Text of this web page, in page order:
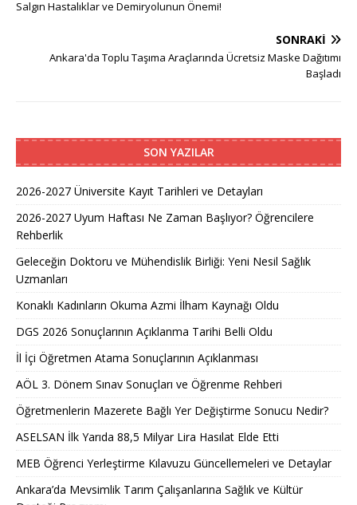
Salgın Hastalıklar ve Demiryolunun Önemi!
SONRAKI
Ankara'da Toplu Taşıma Araçlarında Ücretsiz Maske Dağıtımı
Başladı
SON YAZILAR
2026-2027 Üniversite Kayıt Tarihleri ve Detayları
2026-2027 Uyum Haftası Ne Zaman Başlıyor? Öğrencilere
Rehberlik
Geleceğin Doktoru ve Mühendislik Birliği: Yeni Nesil Sağlık
Uzmanları
Konaklı Kadınların Okuma Azmi İlham Kaynağı Oldu
DGS 2026 Sonuçlarının Açıklanma Tarihi Belli Oldu
İl İçi Öğretmen Atama Sonuçlarının Açıklanması
AÖL 3. Dönem Sınav Sonuçları ve Öğrenme Rehberi
Öğretmenlerin Mazerete Bağlı Yer Değiştirme Sonucu Nedir?
ASELSAN İlk Yarıda 88,5 Milyar Lira Hasılat Elde Etti
MEB Öğrenci Yerleştirme Kılavuzu Güncellemeleri ve Detaylar
Ankara’da Mevsimlik Tarım Çalışanlarına Sağlık ve Kültür